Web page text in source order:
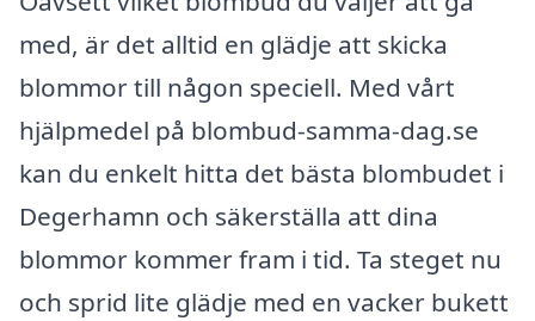
med, är det alltid en glädje att skicka
blommor till någon speciell. Med vårt
hjälpmedel på blombud-samma-dag.se
kan du enkelt hitta det bästa blombudet i
Degerhamn och säkerställa att dina
blommor kommer fram i tid. Ta steget nu
och sprid lite glädje med en vacker bukett